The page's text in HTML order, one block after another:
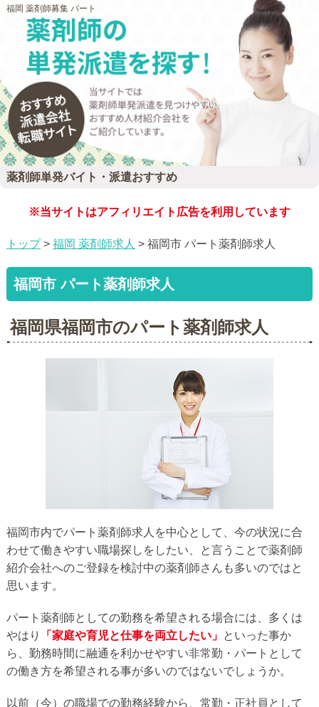
福岡 薬剤師募集 パート
薬剤師単発バイト・派遣おすすめ
※当サイトはアフィリエイト広告を利用しています
トップ> 福岡 薬剤師求人 > 福岡市 パート薬剤師求人
福岡市 パート薬剤師求人
福岡県福岡市のパート薬剤師求人
福岡市内でパート薬剤師求人を中心として、今の状況に合
わせて働きやすい職場探しをしたい、と言うことで薬剤師
紹介会社へのご登録を検討中の薬剤師さんも多いのではと
思います。
パート薬剤師としての勤務を希望される場合には、多くは
やはり
「家庭や育児と仕事を両立したい」 といった事か
ら、勤務時間に融通を利かせやすい非常勤・パートとして
の働き方を希望される事が多いのではないでしょうか。
以前（今）の職場での勤務経験から、常勤・正社員として